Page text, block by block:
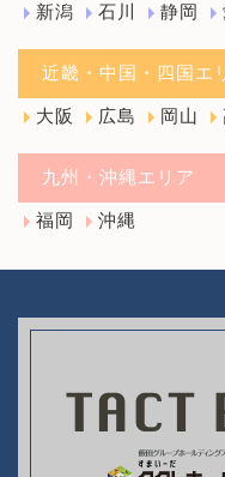
新潟 石川 静岡
近畿・中国・四国エ
大阪 広島 岡山
九州・沖縄エリア
福岡 沖縄